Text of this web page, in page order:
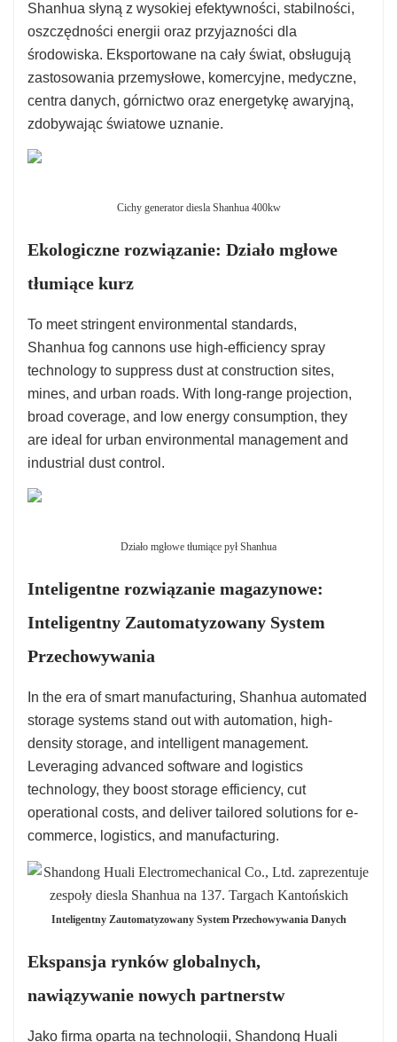
Shanhua słyną z wysokiej efektywności, stabilności,
oszczędności energii oraz przyjazności dla
środowiska. Eksportowane na cały świat, obsługują
zastosowania przemysłowe, komercyjne, medyczne,
centra danych, górnictwo oraz energetykę awaryjną,
zdobywając światowe uznanie.
Cichy generator diesla Shanhua 400kw
Ekologiczne rozwiązanie: Działo mgłowe
tłumiące kurz
To meet stringent environmental standards,
Shanhua fog cannons use high-efficiency spray
technology to suppress dust at construction sites,
mines, and urban roads. With long-range projection,
broad coverage, and low energy consumption, they
are ideal for urban environmental management and
industrial dust control.
Działo mgłowe tłumiące pył Shanhua
Inteligentne rozwiązanie magazynowe:
Inteligentny Zautomatyzowany System
Przechowywania
In the era of smart manufacturing, Shanhua automated
storage systems stand out with automation, high-
density storage, and intelligent management.
Leveraging advanced software and logistics
technology, they boost storage efficiency, cut
operational costs, and deliver tailored solutions for e-
commerce, logistics, and manufacturing.
Inteligentny Zautomatyzowany System Przechowywania Danych
Ekspansja rynków globalnych,
nawiązywanie nowych partnerstw
Jako firma oparta na technologii, Shandong Huali